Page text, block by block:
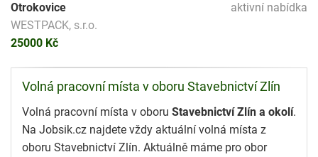
aktivní nabídka
Otrokovice
WESTPACK, s.r.o.
25000 Kč
Volná pracovní místa v oboru Stavebnictví Zlín
Volná pracovní místa v oboru Stavebnictví Zlín a okolí.
Na Jobsik.cz najdete vždy aktuální volná místa z
oboru Stavebnictví Zlín. Aktuálně máme pro obor